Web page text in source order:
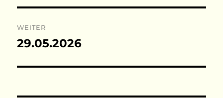
WEITER
Nächster
29.05.2026